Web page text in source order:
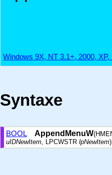
Windows 9X, NT 3.1+, 2000, XP,
Syntaxe
BOOL AppendMenuW
uIDNewItem, LPCWSTR lpNewItem